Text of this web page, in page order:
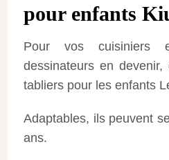
pour enfants
Pour vos cuisiniers
dessinateurs en
tabliers pour les enfants
Adaptables, ils peuvent
ans.